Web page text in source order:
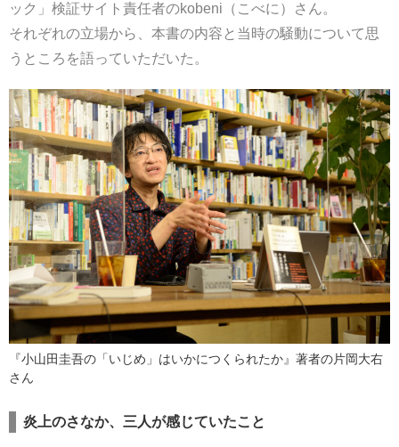
ック」検証サイト責任者のkobeni（こべに）さん。
それぞれの立場から、本書の内容と当時の騒動について思
うところを語っていただいた。
『小山田圭吾の「いじめ」はいかにつくられたか』著者の片岡大右
さん
炎上のさなか、三人が感じていたこと